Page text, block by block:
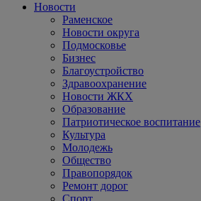
Новости
Раменское
Новости округа
Подмосковье
Бизнес
Благоустройство
Здравоохранение
Новости ЖКХ
Образование
Патриотическое воспитание
Культура
Молодежь
Общество
Правопорядок
Ремонт дорог
Спорт